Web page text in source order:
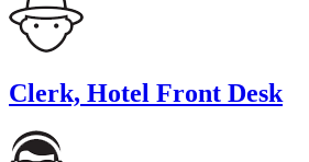
Clerk, Hotel Front Desk